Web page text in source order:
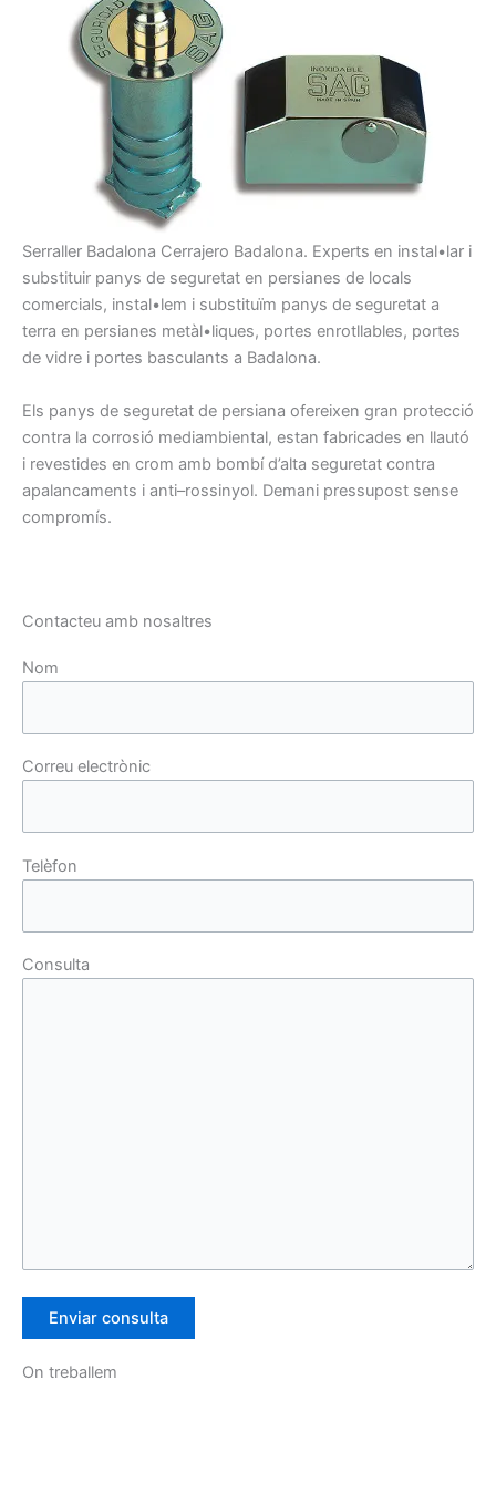
Serraller Badalona Cerrajero Badalona. Experts en instal•lar i
substituir panys de seguretat en persianes de locals
comercials, instal•lem i substituïm panys de seguretat a
terra en persianes metàl•liques, portes enrotllables, portes
de vidre i portes basculants a Badalona.
Els panys de seguretat de persiana ofereixen gran protecció
contra la corrosió mediambiental, estan fabricades en llautó
i revestides en crom amb bombí d’alta seguretat contra
apalancaments i anti–rossinyol. Demani pressupost sense
compromís.
Contacteu amb nosaltres
Nom
Correu electrònic
Telèfon
Consulta
On treballem